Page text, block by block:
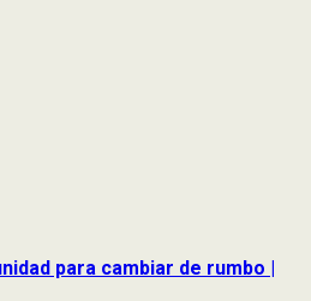
para cambiar de rumbo |